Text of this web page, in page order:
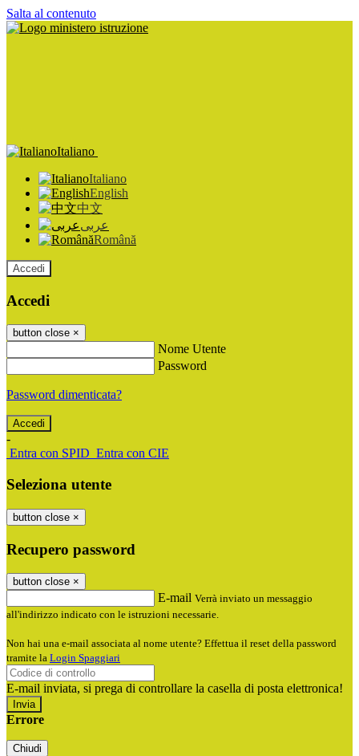
Salta al contenuto
Italiano
Italiano
English
中文
عربى
Română
Accedi
Accedi
button close ×
Nome Utente
Password
Password dimenticata?
-
Entra con SPID Entra con CIE
Seleziona utente
button close ×
Recupero password
button close ×
E-mail Verrà inviato un messaggio
all'indirizzo indicato con le istruzioni necessarie.
Non hai una e-mail associata al nome utente? Effettua il reset della password
tramite la Login Spaggiari
E-mail inviata, si prega di controllare la casella di posta elettronica!
Errore
Chiudi